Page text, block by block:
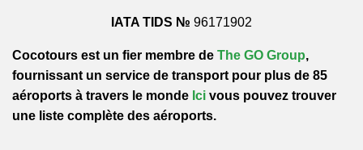
IATA TIDS № 96171902
Cocotours est un fier membre de The GO Group,
fournissant un service de transport pour plus de 85
aéroports à travers le monde Ici vous pouvez trouver
une liste complète des aéroports.